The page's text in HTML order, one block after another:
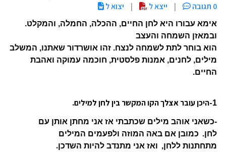
0 תגובה
| ייצא ל | יצוא ל
אימא עבורו היא לחן החיים, ההכלה, החמלה, והמקלט.
ובמאזן השמחה והעצב
הוא בוחר לתת לשמחה לנצח. זהו אושרדור שאתנו, המשלב
מילים, לחנים, אמנות פלסטית, חוכמה עמוקה ואהבת
החיים.
1-היכן עובר אצלך הקו המקשר בין לחן למילים.
-כשאני אוהב מילים שכתבתי אז אני מחתן אותן עם
לחן. כמובן אם באה המוזה ולפעמים המילים
מתחתנות ללחן, ואז אני מתנדב להיות השדכן.